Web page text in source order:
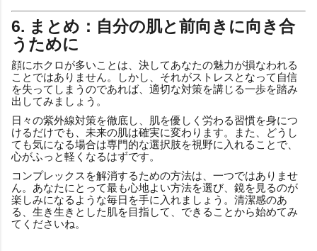
6. まとめ：自分の肌と前向きに向き合
うために
顔にホクロが多いことは、決してあなたの魅力が損なわれる
ことではありません。しかし、それがストレスとなって自信
を失ってしまうのであれば、適切な対策を講じる一歩を踏み
出してみましょう。
日々の紫外線対策を徹底し、肌を優しく労わる習慣を身につ
けるだけでも、未来の肌は確実に変わります。また、どうし
ても気になる場合は専門的な選択肢を視野に入れることで、
心がふっと軽くなるはずです。
コンプレックスを解消するための方法は、一つではありませ
ん。あなたにとって最も心地よい方法を選び、鏡を見るのが
楽しみになるような毎日を手に入れましょう。清潔感のあ
る、生き生きとした肌を目指して、できることから始めてみ
てくださいね。